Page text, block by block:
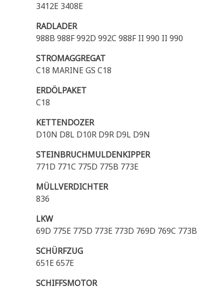
3412E 3408E
RADLADER
988B 988F 992D 992C 988F II 990 II 990
STROMAGGREGAT
C18 MARINE GS C18
ERDÖLPAKET
C18
KETTENDOZER
D10N D8L D10R D9R D9L D9N
STEINBRUCHMULDENKIPPER
771D 771C 775D 775B 773E
MÜLLVERDICHTER
836
LKW
69D 775E 775D 773E 773D 769D 769C 773B
SCHÜRFZUG
651E 657E
SCHIFFSMOTOR